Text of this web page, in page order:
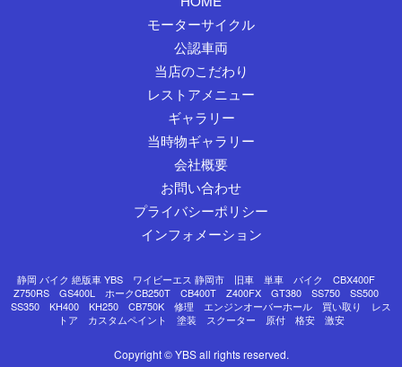
モーターサイクル
公認車両
当店のこだわり
レストアメニュー
ギャラリー
当時物ギャラリー
会社概要
お問い合わせ
プライバシーポリシー
インフォメーション
静岡 バイク 絶版車 YBS ワイビーエス 静岡市 旧車 単車 バイク CBX400F
Z750RS GS400L ホークCB250T CB400T Z400FX GT380 SS750 SS500
SS350 KH400 KH250 CB750K 修理 エンジンオーバーホール 買い取り レス
トア カスタムペイント 塗装 スクーター 原付 格安 激安
Copyright © YBS all rights reserved.